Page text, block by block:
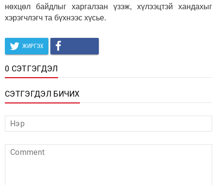
нөхцөл байдлыг харгалзан үзэж, хүлээцтэй хандахыг
хэрэгчлэгч та бүхнээс хүсье.
ЖИРГЭХ
0 СЭТГЭГДЭЛ
СЭТГЭГДЭЛ БИЧИХ